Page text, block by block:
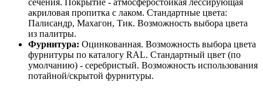
сечения. Покрытие - атмосферостойкая лессирующая
акриловая пропитка с лаком. Стандартные цвета:
Палисандр, Махагон, Тик. Возможность выбора цвета
из палитры.
Фурнитура: Оцинкованная. Возможность выбора цвета
фурнитуры по каталогу RAL. Стандартный цвет (по
умолчанию) - серебристый. Возможность использования
потайной/скрытой фурнитуры.